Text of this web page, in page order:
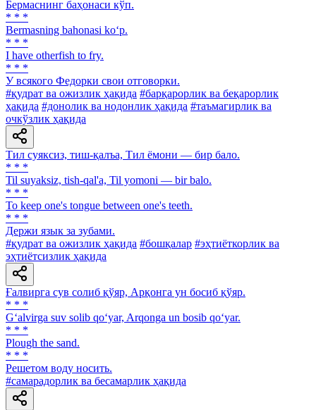
Бермаснинг баҳонаси кўп.
* * *
Bermasning bahonasi ko‘p.
* * *
I have otherfish to fry.
* * *
У всякого Федорки свои отговорки.
#қудрат ва ожизлик ҳақида #барқарорлик ва беқарорлик
ҳақида #донолик ва нодонлик ҳақида #таъмагирлик ва
очкўзлик ҳақида
Тил суяксиз, тиш-қалъа, Тил ёмони — бир бало.
* * *
Til suyaksiz, tish-qal'a, Til yomoni — bir balo.
* * *
To keep one's tongue between one's teeth.
* * *
Держи язык за зубами.
#қудрат ва ожизлик ҳақида #бошқалар #эҳтиёткорлик ва
эҳтиётсизлик ҳақида
Ғалвирга сув солиб қўяр, Арқонга ун босиб қўяр.
* * *
G‘alvirga suv solib qo‘yar, Arqonga un bosib qo‘yar.
* * *
Plough the sand.
* * *
Решетом воду носить.
#самарадорлик ва бесамарлик ҳақида